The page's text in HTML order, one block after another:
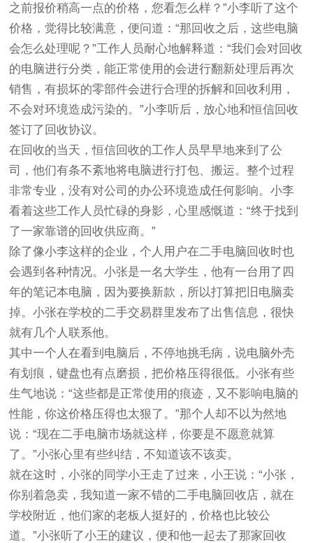
之前报价稍高一点的价格，您看怎么样？”小李听了这个
价格，觉得比较满意，便问道：“那回收之后，这些电脑
会怎么处理呢？”工作人员耐心地解释道：“我们会对回收
的电脑进行分类，能正常使用的会进行翻新处理后再次
销售，有损坏的零部件会进行合理的拆解和回收利用，
不会对环境造成污染的。”小李听后，放心地和恒信回收
签订了回收协议。
在回收的当天，恒信回收的工作人员早早地来到了公
司，他们有条不紊地将电脑进行打包、搬运。整个过程
非常专业，没有对公司的办公环境造成任何影响。小李
看着这些工作人员忙碌的身影，心里感慨道：“终于找到
了一家靠谱的回收供应商。”
除了像小李这样的企业，个人用户在二手电脑回收时也
会遇到各种情况。小张是一名大学生，他有一台用了四
年的笔记本电脑，因为要换新款，所以打算把旧电脑卖
掉。小张在学校的二手交易群里发布了出售信息，很快
就有几个人联系他。
其中一个人在看到电脑后，不停地挑毛病，说电脑外壳
有划痕，键盘也有点磨损，把价格压得很低。小张有些
生气地说：“这些都是正常使用的痕迹，又不影响电脑的
性能，你这价格压得也太狠了。”那个人却不以为然地
说：“现在二手电脑市场就这样，你要是不愿意就算
了。”小张心里有些纠结，不知道该不该卖。
就在这时，小张的同学小王走了过来，小王说：“小张，
你别着急卖，我知道一家不错的二手电脑回收店，就在
学校附近，他们家的老板人挺好的，价格也比较公
道。”小张听了小王的建议，便和他一起去了那家回收